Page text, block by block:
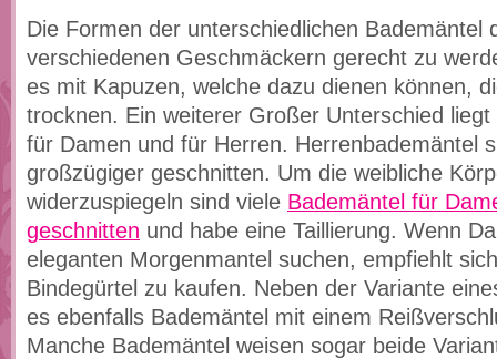
Die Formen der unterschiedlichen Bademäntel
verschiedenen Geschmäckern gerecht zu
es mit Kapuzen, welche dazu dienen können,
trocknen. Ein weiterer Großer Unterschied
für Damen und für Herren. Herrenbademäntel
großzügiger geschnitten. Um die weibliche
widerzuspiegeln sind viele Bademäntel für
geschnitten und habe eine Taillierung. Wenn
eleganten Morgenmantel suchen, empfiehlt
Bindegürtel zu kaufen. Neben der Variante
es ebenfalls Bademäntel mit einem
Manche Bademäntel weisen sogar beide